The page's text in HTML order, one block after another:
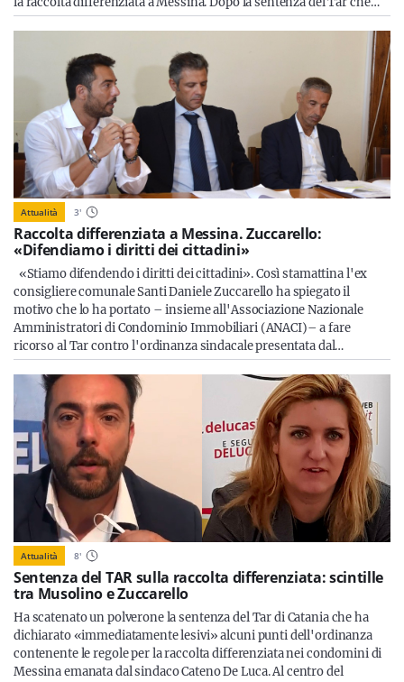
Attualità 3'
Raccolta differenziata a Messina. Zuccarello:
«Difendiamo i diritti dei cittadini»
«Stiamo difendendo i diritti dei cittadini». Così stamattina l'ex
consigliere comunale Santi Daniele Zuccarello ha spiegato il
motivo che lo ha portato – insieme all'Associazione Nazionale
Amministratori di Condominio Immobiliari (ANACI)– a fare
ricorso al Tar contro l'ordinanza sindacale presentata dal…
Attualità 8'
Sentenza del TAR sulla raccolta differenziata: scintille
tra Musolino e Zuccarello
Ha scatenato un polverone la sentenza del Tar di Catania che ha
dichiarato «immediatamente lesivi» alcuni punti dell'ordinanza
contenente le regole per la raccolta differenziata nei condomini di
Messina emanata dal sindaco Cateno De Luca. Al centro del